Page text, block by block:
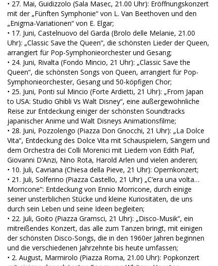
• 27. Mai, Guidizzolo (Sala Masec, 21.00 Uhr): Eröffnungskonzert
mit der „Fünften Symphonie“ von L. Van Beethoven und den
„Enigma-Variationen“ von E. Elgar;
• 17. Juni, Castelnuovo del Garda (Brolo delle Melanie, 21.00
Uhr): „Classic Save the Queen“, die schönsten Lieder der Queen,
arrangiert für Pop-Symphonieorchester und Gesang;
• 24. Juni, Rivalta (Fondo Mincio, 21 Uhr): „Classic Save the
Queen“, die schönsten Songs von Queen, arrangiert für Pop-
Symphonieorchester, Gesang und 50-köpfigen Chor;
• 25. Juni, Ponti sul Mincio (Forte Ardietti, 21 Uhr): „From Japan
to USA: Studio Ghibli Vs Walt Disney“, eine außergewöhnliche
Reise zur Entdeckung einiger der schönsten Soundtracks
japanischer Anime und Walt Disneys Animationsfilme;
• 28. Juni, Pozzolengo (Piazza Don Gnocchi, 21 Uhr): „La Dolce
Vita“, Entdeckung des Dolce Vita mit Schauspielern, Sängern und
dem Orchestra dei Colli Morenici mit Liedern von Edith Piaf,
Giovanni D’Anzi, Nino Rota, Harold Arlen und vielen anderen;
• 10. Juli, Cavriana (Chiesa della Pieve, 21 Uhr): Opernkonzert;
• 21. Juli, Solferino (Piazza Castello, 21 Uhr) „C’era una volta…
Morricone“: Entdeckung von Ennio Morricone, durch einige
seiner unsterblichen Stücke und kleine Kuriositäten, die uns
durch sein Leben und seine Ideen begleiten;
• 22. Juli, Goito (Piazza Gramsci, 21 Uhr): „Disco-Musik“, ein
mitreißendes Konzert, das alle zum Tanzen bringt, mit einigen
der schönsten Disco-Songs, die in den 1960er Jahren beginnen
und die verschiedenen Jahrzehnte bis heute umfassen;
• 2. August, Marmirolo (Piazza Roma, 21.00 Uhr): Popkonzert